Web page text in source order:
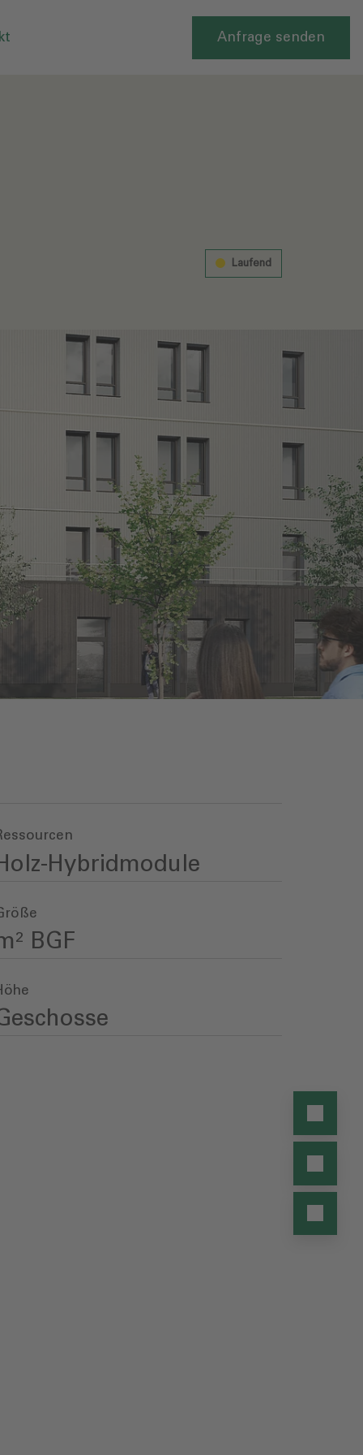
Anfrage senden
Laufend
Hybridmodule
BGF